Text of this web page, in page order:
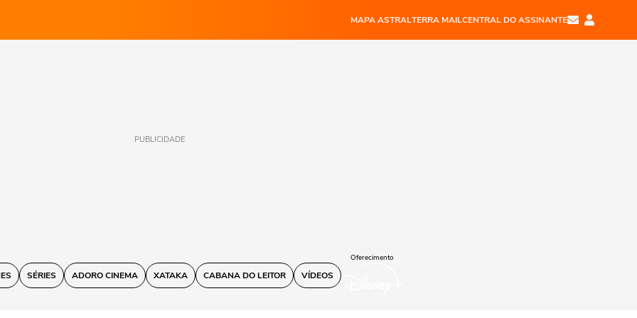
MAPA ASTRALTERRA MAILCENTRAL DO ASSINANTE
PUBLICIDADE
SÉRIES ADORO CINEMA XATAKA CABANA DO LEITOR VÍDEOS
Oferecimento